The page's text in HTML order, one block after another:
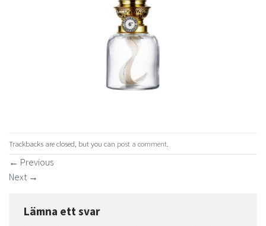
Trackbacks are closed, but you can post a comment
← Previous
Next →
Lämna ett svar